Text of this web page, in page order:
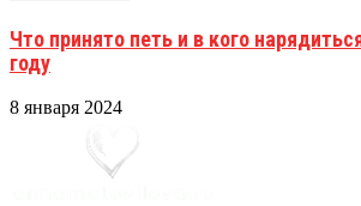
Что принято петь и в кого
году
8 января 2024